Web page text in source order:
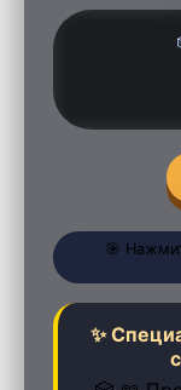
🎯
✨